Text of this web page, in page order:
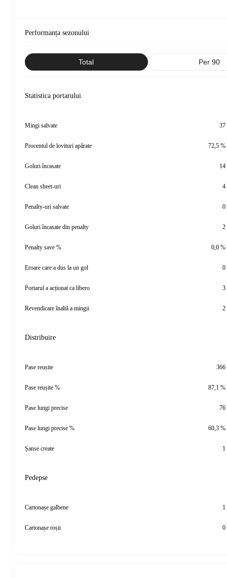
Performanța sezonului
Total Per 90
Statistica portarului
Mingi salvate 37
Procentul de lovituri apărate 72,5 %
Goluri încasate 14
Clean sheet-uri 4
Penalty-uri salvate 0
Goluri încasate din penalty 2
Penalty save % 0,0 %
Eroare care a dus la un gol 0
Portarul a acționat ca libero 3
Revendicare înaltă a mingii 2
Distribuire
Pase reușite 366
Pase reușite % 87,1 %
Pase lungi precise 76
Pase lungi precise % 60,3 %
Șanse create 1
Pedepse
Cartonașe galbene 1
Cartonașe roșii 0